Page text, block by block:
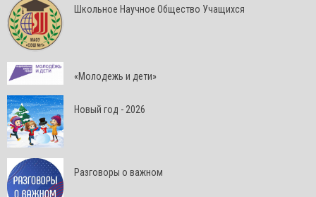
Школьное Научное Общество Учащихся
«Молодежь и дети»
Новый год - 2026
Разговоры о важном